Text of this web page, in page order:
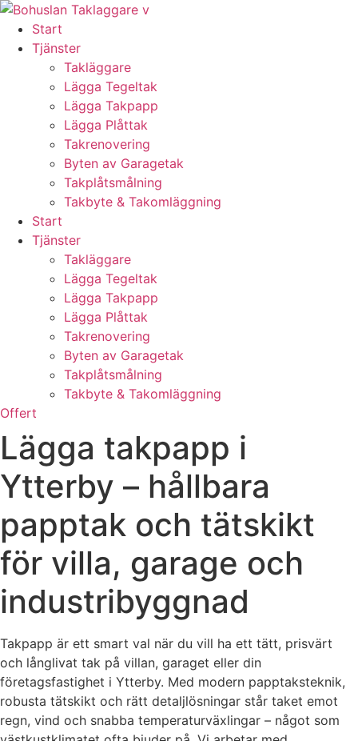
Skip
content
Start
Tjänster
Takläggare
Lägga Tegeltak
Lägga Takpapp
Lägga Plåttak
Takrenovering
Byten av Garagetak
Takplåtsmålning
Takbyte & Takomläggning
Start
Tjänster
Takläggare
Lägga Tegeltak
Lägga Takpapp
Lägga Plåttak
Takrenovering
Byten av Garagetak
Takplåtsmålning
Takbyte & Takomläggning
Offert
Lägga takpapp i
Ytterby – hållbara
papptak och tätskikt
för villa, garage och
industribyggnad
Takpapp är ett smart val när du vill ha ett tätt, prisvärt
och långlivat tak på villan, garaget eller din
företagsfastighet i Ytterby. Med modern papptaksteknik,
robusta tätskikt och rätt detaljlösningar står taket emot
regn, vind och snabba temperaturväxlingar – något som